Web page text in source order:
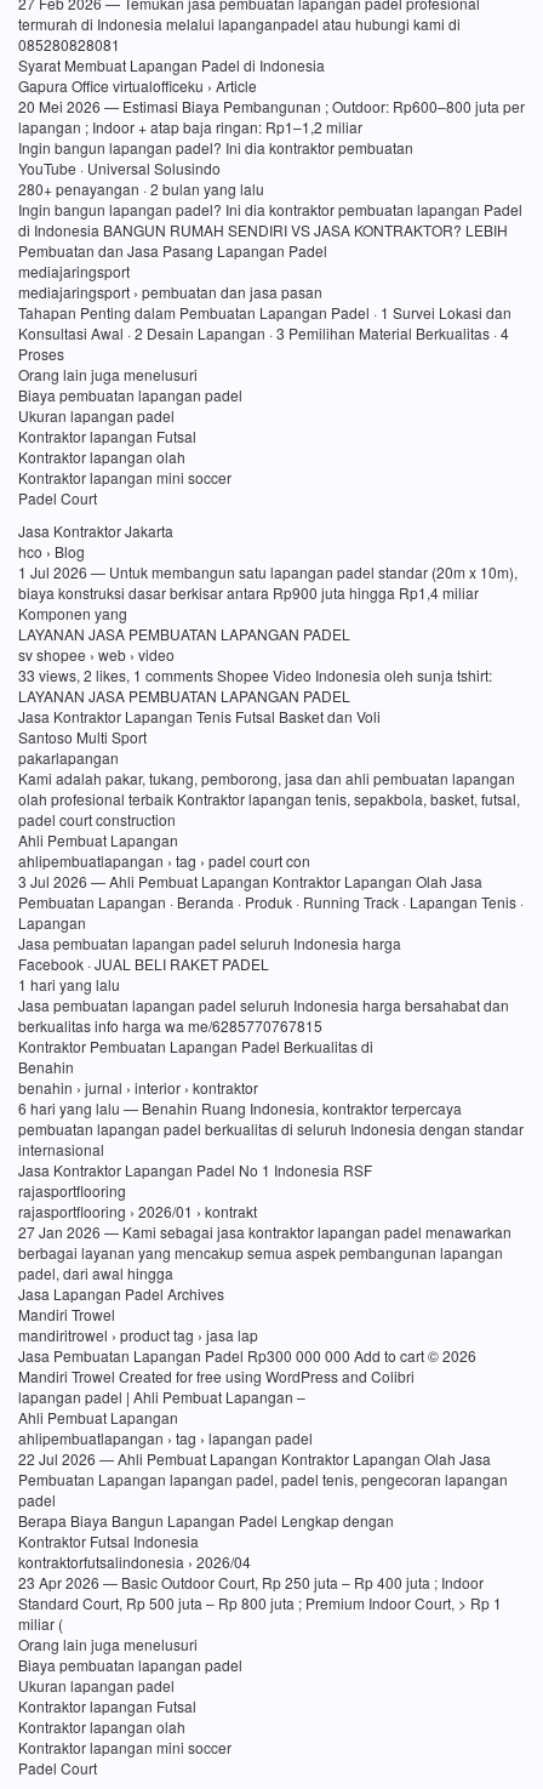
termurah di Indonesia melalui lapanganpadel atau hubungi kami di
085280828081
Syarat Membuat Lapangan Padel di Indonesia
Gapura Office virtualofficeku › Article
20 Mei 2026 — Estimasi Biaya Pembangunan ; Outdoor: Rp600–800 juta per
lapangan ; Indoor + atap baja ringan: Rp1–1,2 miliar
Ingin bangun lapangan padel? Ini dia kontraktor pembuatan
YouTube · Universal Solusindo
280+ penayangan · 2 bulan yang lalu
Ingin bangun lapangan padel? Ini dia kontraktor pembuatan lapangan Padel
di Indonesia BANGUN RUMAH SENDIRI VS JASA KONTRAKTOR? LEBIH
Pembuatan dan Jasa Pasang Lapangan Padel
mediajaringsport
mediajaringsport › pembuatan dan jasa pasan
Tahapan Penting dalam Pembuatan Lapangan Padel · 1 Survei Lokasi dan
Konsultasi Awal · 2 Desain Lapangan · 3 Pemilihan Material Berkualitas · 4
Proses
Orang lain juga menelusuri
Biaya pembuatan lapangan padel
Ukuran lapangan padel
Kontraktor lapangan Futsal
Kontraktor lapangan olah
Kontraktor lapangan mini soccer
Padel Court
Jasa Kontraktor Jakarta
hco › Blog
1 Jul 2026 — Untuk membangun satu lapangan padel standar (20m x 10m),
biaya konstruksi dasar berkisar antara Rp900 juta hingga Rp1,4 miliar
Komponen yang
LAYANAN JASA PEMBUATAN LAPANGAN PADEL
sv shopee › web › video
33 views, 2 likes, 1 comments Shopee Video Indonesia oleh sunja tshirt:
LAYANAN JASA PEMBUATAN LAPANGAN PADEL
Jasa Kontraktor Lapangan Tenis Futsal Basket dan Voli
Santoso Multi Sport
pakarlapangan
Kami adalah pakar, tukang, pemborong, jasa dan ahli pembuatan lapangan
olah profesional terbaik Kontraktor lapangan tenis, sepakbola, basket, futsal,
padel court construction
Ahli Pembuat Lapangan
ahlipembuatlapangan › tag › padel court con
3 Jul 2026 — Ahli Pembuat Lapangan Kontraktor Lapangan Olah Jasa
Pembuatan Lapangan · Beranda · Produk · Running Track · Lapangan Tenis ·
Lapangan
Jasa pembuatan lapangan padel seluruh Indonesia harga
Facebook · JUAL BELI RAKET PADEL
1 hari yang lalu
Jasa pembuatan lapangan padel seluruh Indonesia harga bersahabat dan
berkualitas info harga wa me/6285770767815
Kontraktor Pembuatan Lapangan Padel Berkualitas di
Benahin
benahin › jurnal › interior › kontraktor
6 hari yang lalu — Benahin Ruang Indonesia, kontraktor terpercaya
pembuatan lapangan padel berkualitas di seluruh Indonesia dengan standar
internasional
Jasa Kontraktor Lapangan Padel No 1 Indonesia RSF
rajasportflooring
rajasportflooring › 2026/01 › kontrakt
27 Jan 2026 — Kami sebagai jasa kontraktor lapangan padel menawarkan
berbagai layanan yang mencakup semua aspek pembangunan lapangan
padel, dari awal hingga
Jasa Lapangan Padel Archives
Mandiri Trowel
mandiritrowel › product tag › jasa lap
Jasa Pembuatan Lapangan Padel Rp300 000 000 Add to cart © 2026
Mandiri Trowel Created for free using WordPress and Colibri
lapangan padel | Ahli Pembuat Lapangan –
Ahli Pembuat Lapangan
ahlipembuatlapangan › tag › lapangan padel
22 Jul 2026 — Ahli Pembuat Lapangan Kontraktor Lapangan Olah Jasa
Pembuatan Lapangan lapangan padel, padel tenis, pengecoran lapangan
padel
Berapa Biaya Bangun Lapangan Padel Lengkap dengan
Kontraktor Futsal Indonesia
kontraktorfutsalindonesia › 2026/04
23 Apr 2026 — Basic Outdoor Court, Rp 250 juta – Rp 400 juta ; Indoor
Standard Court, Rp 500 juta – Rp 800 juta ; Premium Indoor Court, > Rp 1
miliar (
Orang lain juga menelusuri
Biaya pembuatan lapangan padel
Ukuran lapangan padel
Kontraktor lapangan Futsal
Kontraktor lapangan olah
Kontraktor lapangan mini soccer
Padel Court